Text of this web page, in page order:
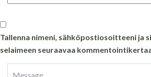
Tallenna nimeni, sähköpostiosoitteeni ja
selaimeen seuraavaa